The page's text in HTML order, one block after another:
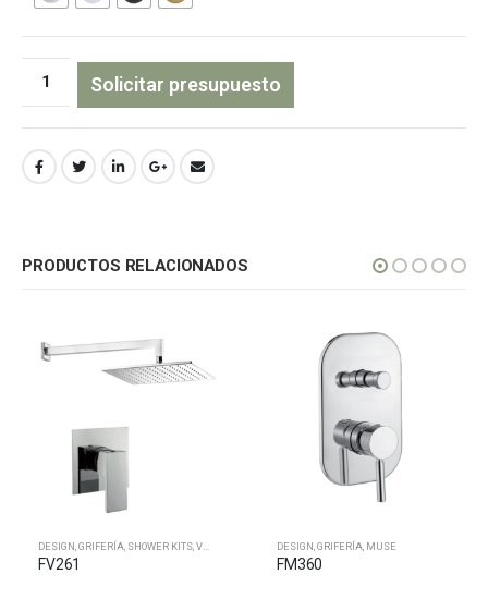
Solicitar presupuesto
PRODUCTOS RELACIONADOS
DESIGN GRIFERÍA SHOWER KITS VANGUARD
FV261
DESIGN GRIFERÍA MUSE
FM360